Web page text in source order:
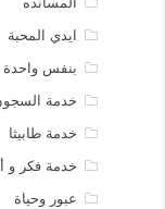
ايدي المحبة
بنفس واحدة
خدمة
خدمة طابيثا
خدمة فكر و
عبور وحياة